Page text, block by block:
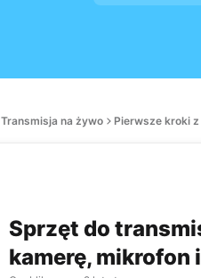
Transmisja na żywo Pierwsze kroki
Sprzęt do
kamerę, mikrofon